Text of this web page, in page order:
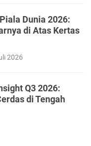
Dunia 2026:
di Atas Kertas
2026
Q3 2026:
di Tengah